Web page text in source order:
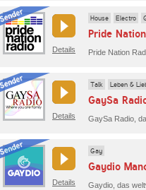
Details
House Electro
Pride
Details
Talk Leben &
GaySa
Details
Gay
Gaydio